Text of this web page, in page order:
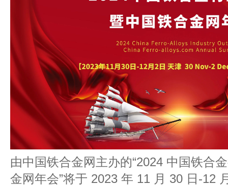
由中国铁合金网主办的“2024 中国铁合
金网年会”将于 2023 年 11 月 30 日-12